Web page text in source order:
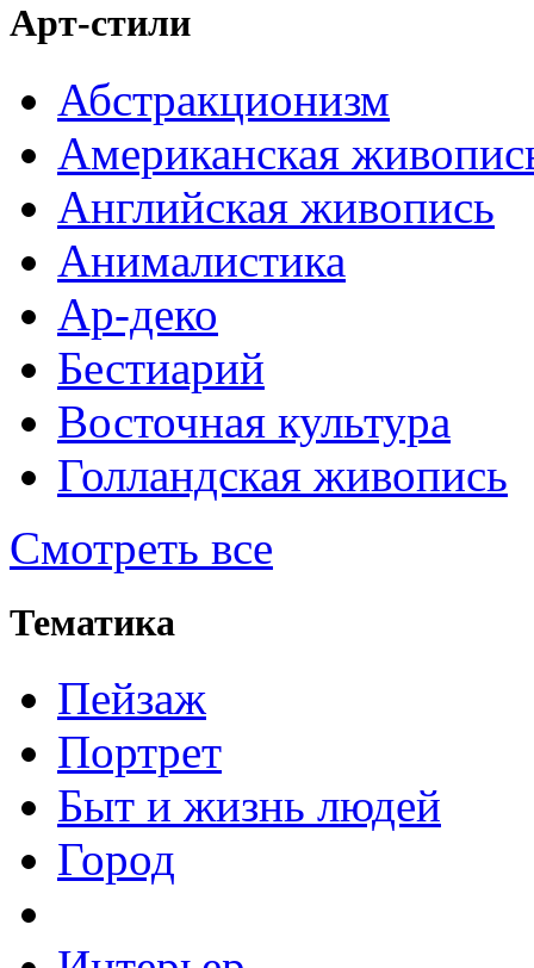
Арт-стили
Абстракционизм
Американская
Английская живопись
Анималистика
Ар-деко
Бестиарий
Восточная культура
Голландская живопись
Смотреть все
Тематика
Пейзаж
Портрет
Быт и жизнь людей
Город